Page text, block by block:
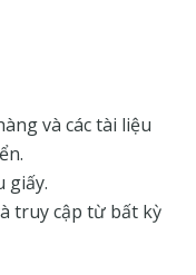
và các tài liệu
giấy.
truy cập từ bất kỳ